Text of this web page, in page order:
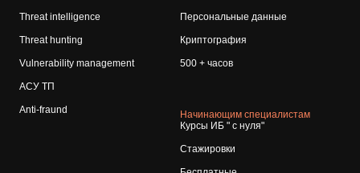
Threat intelligence
Threat hunting
Vulnerability management
АСУ ТП
Anti-fraund
Персональные данные
Криптография
500 + часов
Начинающим специалистам
Курсы ИБ " с нуля"
Стажировки